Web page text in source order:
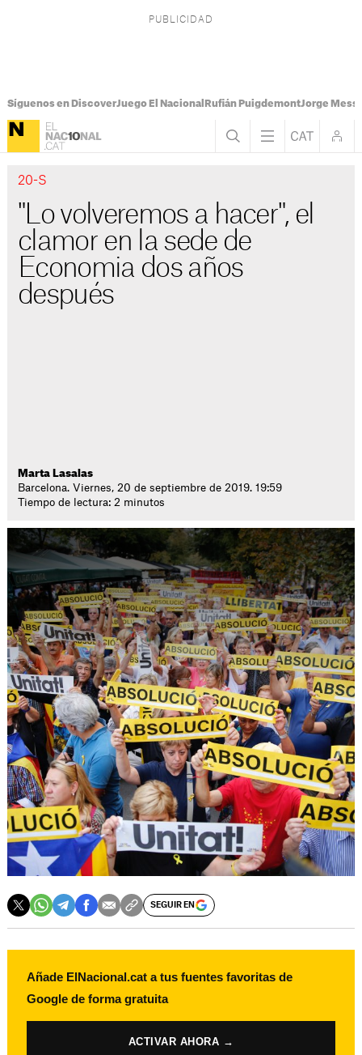
Síguenos en DiscoverJuego El Nacional Rufián PuigdemontJorge Messi
20-S
"Lo volveremos a hacer", el
clamor en la sede de
Economia dos años
después
Marta Lasalas
Barcelona. Viernes, 20 de septiembre de 2019. 19:59
Tiempo de lectura: 2 minutos
SEGUIR EN
Añade ElNacional.cat a tus fuentes favoritas de
Google de forma gratuita
ACTIVAR AHORA →